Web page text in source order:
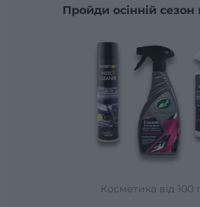
Пройди осінній сезон
Косметика від 100